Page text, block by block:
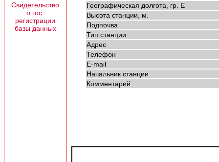
Свидетельство
о гос.
регистрации
базы данных
Географическая долгота, гр. E
Высота станции, м.
Подпочва
Тип станции
Адрес
Телефон
E-mail
Начальник станции
Комментарий